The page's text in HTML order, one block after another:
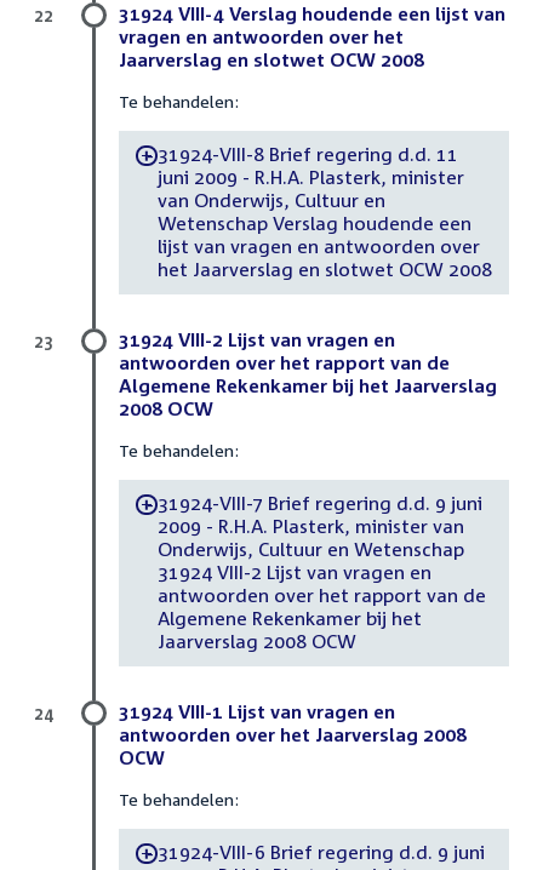
31924 VIII-4 Verslag houdende een lijst van
vragen en antwoorden over het
Jaarverslag en slotwet OCW 2008
Te behandelen:
-31924-VIII-8 Brief regering d.d. 11
juni 2009 - R.H.A. Plasterk, minister
van Onderwijs, Cultuur en
Wetenschap Verslag houdende een
lijst van vragen en antwoorden over
het Jaarverslag en slotwet OCW 2008
22
31924 VIII-2 Lijst van vragen en
antwoorden over het rapport van de
Algemene Rekenkamer bij het Jaarverslag
2008 OCW
Te behandelen:
-31924-VIII-7 Brief regering d.d. 9 juni
2009 - R.H.A. Plasterk, minister van
Onderwijs, Cultuur en Wetenschap
31924 VIII-2 Lijst van vragen en
antwoorden over het rapport van de
Algemene Rekenkamer bij het
Jaarverslag 2008 OCW
23
31924 VIII-1 Lijst van vragen en
antwoorden over het Jaarverslag 2008
OCW
Te behandelen:
-31924-VIII-6 Brief regering d.d. 9 juni
24